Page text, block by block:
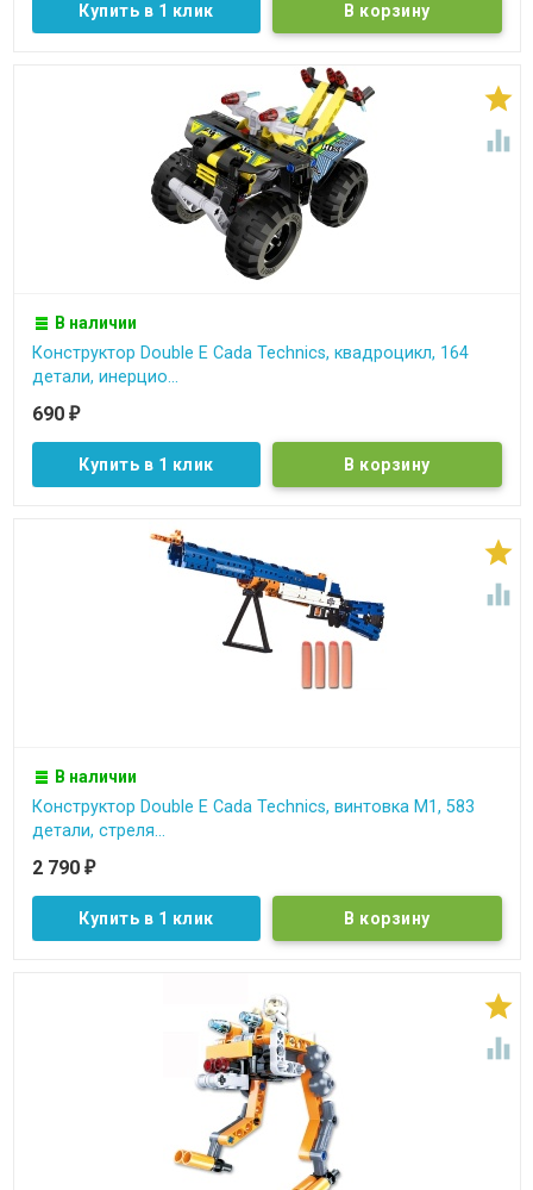
Купить в 1 клик


В наличии
Конструктор Double E Cada Technics, квадроцикл, 164
детали, инерцио...
690 ₽
Купить в 1 клик


В наличии
Конструктор Double E Cada Technics, винтовка М1, 583
детали, стреля...
2 790 ₽
Купить в 1 клик

